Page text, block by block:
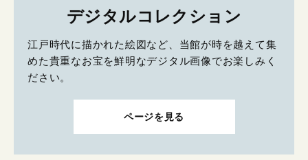
デジタルコレクション
江戸時代に描かれた絵図など、当館が時を越えて集
めた貴重なお宝を鮮明なデジタル画像でお楽しみく
ださい。
ページを見る